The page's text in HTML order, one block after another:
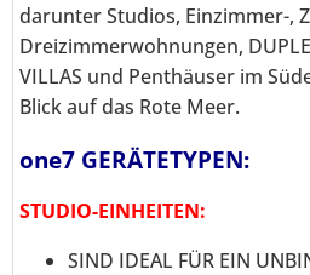
darunter Studios, Einzimmer-,
Dreizimmerwohnungen,
VILLAS und Penthäuser im
Blick auf das Rote Meer.
one7 GERÄTETYPEN:
STUDIO-EINHEITEN:
SIND IDEAL FÜR EIN